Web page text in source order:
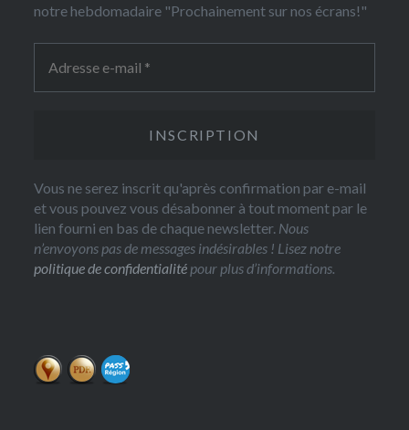
notre hebdomadaire "Prochainement sur nos écrans!"
Vous ne serez inscrit qu'après confirmation par e-mail
et vous pouvez vous désabonner à tout moment par le
lien fourni en bas de chaque newsletter. Nous
n’envoyons pas de messages indésirables ! Lisez notre
politique de confidentialité pour plus d’informations.